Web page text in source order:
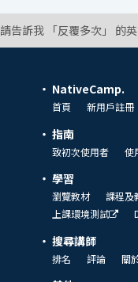
請告訴我 「反覆多次」 的英
NativeCamp.
首頁 新用戶註冊
指南
致初次使用者 使
學習
瀏覽教材 課程及
上課環境測試
搜尋講師
排名 評論 關